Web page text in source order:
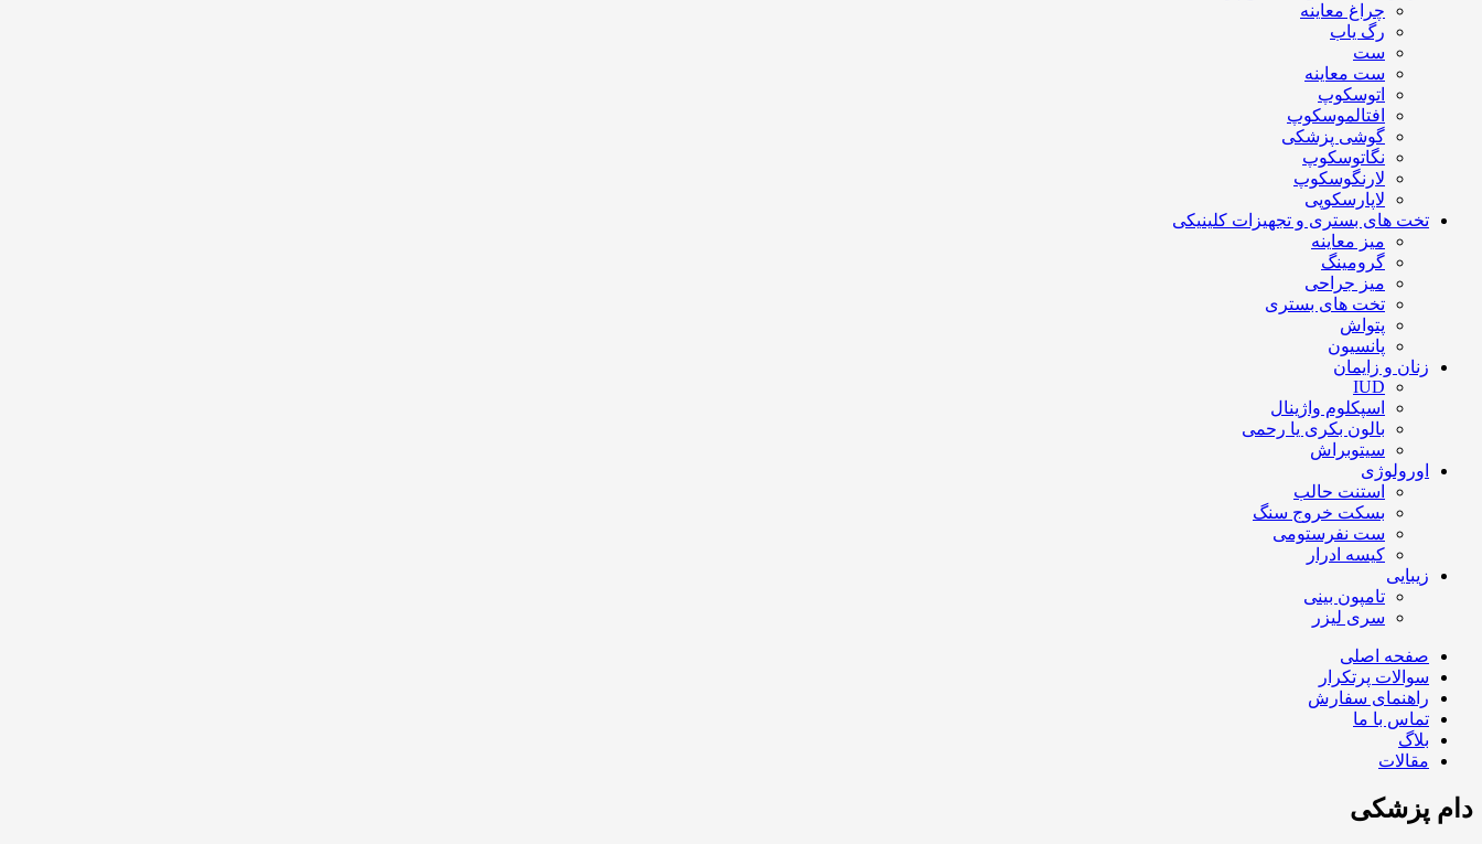
چراغ معاینه
رگ یاب
ست
ست معاینه
اتوسکوپ
افتالموسکوپ
گوشی پزشکی
نگاتوسکوپ
لارنگوسکوپ
لاپارسکوپی
تخت های بستری و تجهیزات کلینیکی
میز معاینه
گرومینگ
میز جراحی
تخت های بستری
پتواش
پانسیون
زنان و زایمان
IUD
اسپکلوم واژینال
بالون بکری یا رحمی
سیتوبراش
اورولوژی
استنت حالب
بسکت خروج سنگ
ست نفرستومی
کیسه ادرار
زیبایی
تامپون بینی
سری لیزر
صفحه اصلی
سوالات پرتکرار
راهنمای سفارش
تماس با ما
بلاگ
مقالات
دام پزشکی